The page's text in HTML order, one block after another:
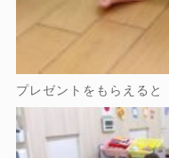
プレゼントをもらえると